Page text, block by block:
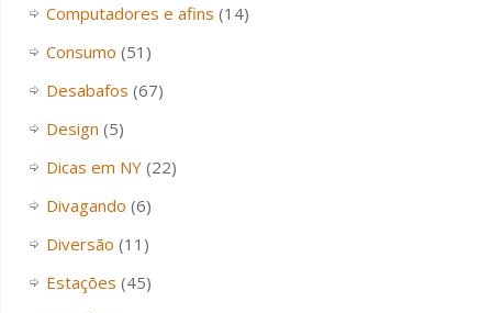
Computadores e afins (14)
Consumo (51)
Desabafos (67)
Design (5)
Dicas em NY(22)
Divagando (6)
Diversão (11)
Estações (45)